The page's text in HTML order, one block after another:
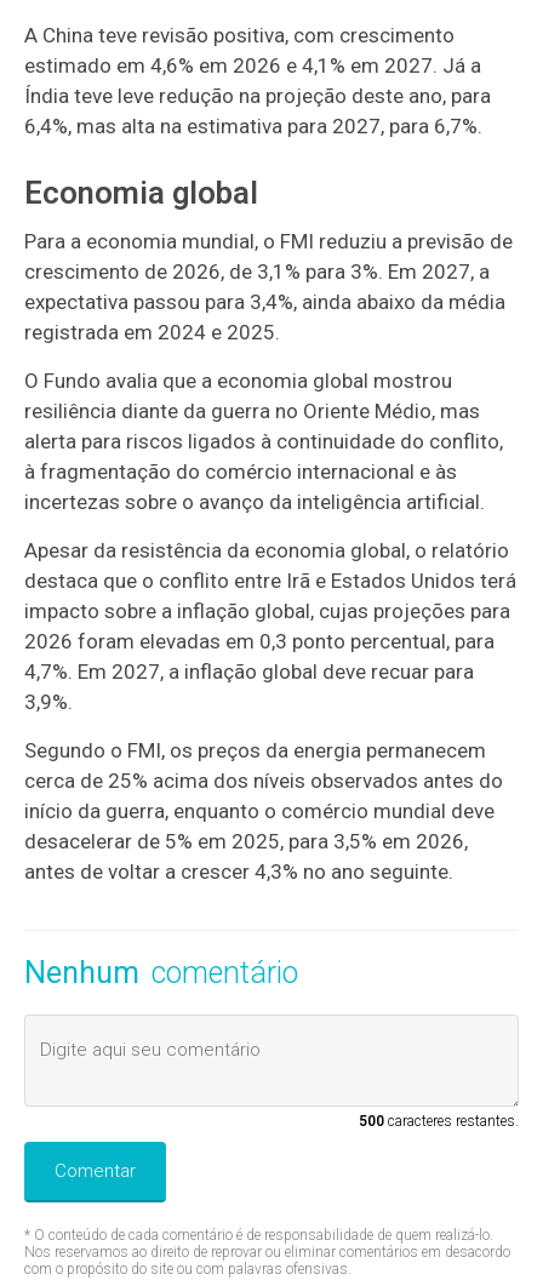
A China teve revisão positiva, com crescimento
estimado em 4,6% em 2026 e 4,1% em 2027. Já a
Índia teve leve redução na projeção deste ano, para
6,4%, mas alta na estimativa para 2027, para 6,7%.
Economia global
Para a economia mundial, o FMI reduziu a previsão de
crescimento de 2026, de 3,1% para 3%. Em 2027, a
expectativa passou para 3,4%, ainda abaixo da média
registrada em 2024 e 2025.
O Fundo avalia que a economia global mostrou
resiliência diante da guerra no Oriente Médio, mas
alerta para riscos ligados à continuidade do conflito,
à fragmentação do comércio internacional e às
incertezas sobre o avanço da inteligência artificial.
Apesar da resistência da economia global, o relatório
destaca que o conflito entre Irã e Estados Unidos terá
impacto sobre a inflação global, cujas projeções para
2026 foram elevadas em 0,3 ponto percentual, para
4,7%. Em 2027, a inflação global deve recuar para
3,9%.
Segundo o FMI, os preços da energia permanecem
cerca de 25% acima dos níveis observados antes do
início da guerra, enquanto o comércio mundial deve
desacelerar de 5% em 2025, para 3,5% em 2026,
antes de voltar a crescer 4,3% no ano seguinte.
Nenhum comentário
500caracteres restantes.
Comentar
* O conteúdo de cada comentário é de responsabilidade de quem realizá-lo.
Nos reservamos ao direito de reprovar ou eliminar comentários em desacordo
com o propósito do site ou com palavras ofensivas.